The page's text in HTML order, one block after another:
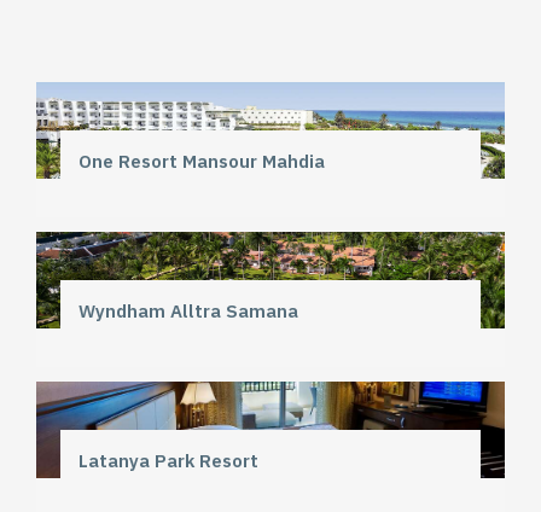
One Resort Mansour Mahdia
Wyndham Alltra Samana
Latanya Park Resort